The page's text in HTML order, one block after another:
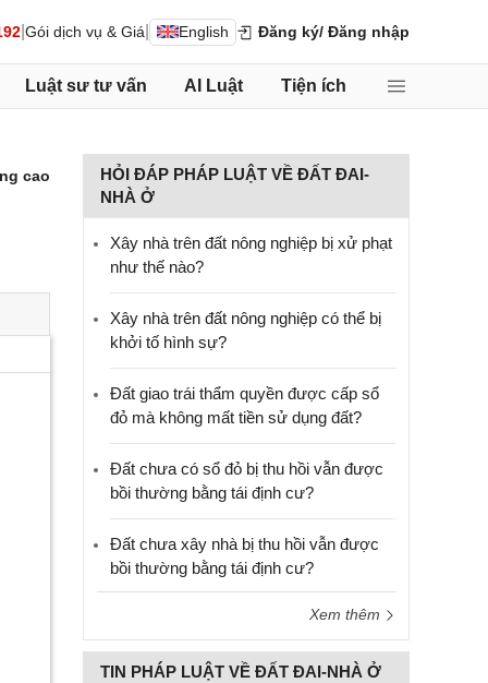
Gói dịch vụ & Giá English Đăng ký/ Đăng nhập
Luật sư tư vấn AI Luật Tiện ích
cao
HỎI ĐÁP PHÁP LUẬT VỀ ĐẤT ĐAI-
NHÀ Ở
Xây nhà trên đất nông nghiệp bị xử phạt
như thế nào?
Xây nhà trên đất nông nghiệp có thể bị
khởi tố hình sự?
Đất giao trái thẩm quyền được cấp sổ
đỏ mà không mất tiền sử dụng đất?
Đất chưa có sổ đỏ bị thu hồi vẫn được
bồi thường bằng tái định cư?
Đất chưa xây nhà bị thu hồi vẫn được
bồi thường bằng tái định cư?
Xem thêm
TIN PHÁP LUẬT VỀ ĐẤT ĐAI-NHÀ Ở